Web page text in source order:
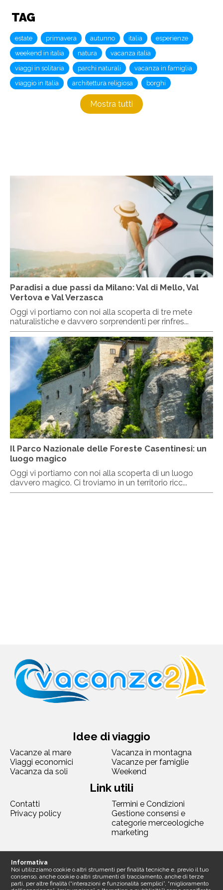
TAG
estate primavera autunno italia
esperienze
weekend in italia
natura
vacanza italia
viaggi in solitaria
parchi naturali
vacanza in famiglia
viaggio in Italia
architettura religiosa borghi
Mostra tutti
Paradisi a due passi da Milano: Val di Mello, Val
Vertova e Val Verzasca
Oggi vi portiamo con noi alla scoperta di tre mete
naturalistiche e davvero sorprendenti per rinfres...
Il Parco Nazionale delle Foreste Casentinesi: un
luogo magico
Oggi vi portiamo con noi alla scoperta di un luogo
davvero magico. Ci troviamo in un territorio ricc...
Idee di viaggio
Vacanze al mare
Vacanza in montagna
Viaggi economici
Vacanze per famiglie
Vacanza da soli
Weekend
Link utili
Contatti
Termini e Condizioni
Privacy policy
Gestione consensi e
categorie merceologiche
marketing
Informativa
Noi utilizziamo cookie o altri strumenti per finalità tecniche e, previo il tuo
consenso, anche cookie o altri strumenti di tracciamento, anche di terze
parti, per altre finalità (“interazioni e funzionalità semplici”, “miglioramento